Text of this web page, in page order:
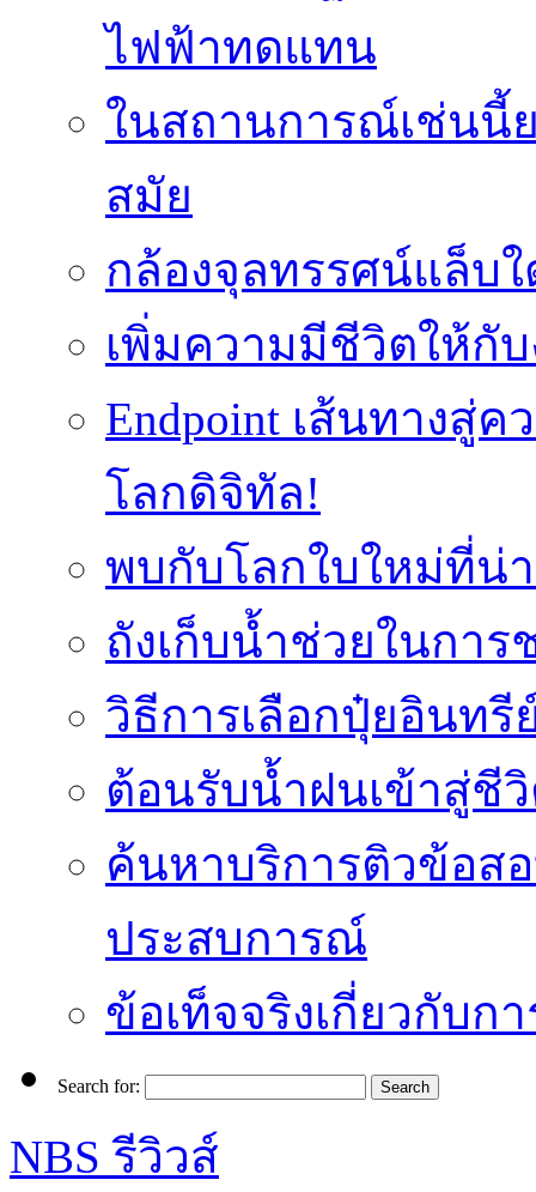
ไฟฟ้าทดแทน
ในสถานการณ์เช่นนี้
สมัย
กล้องจุลทรรศน์แล็บ
เพิ่มความมีชีวิตให้กับ
Endpoint เส้นทางสู่
โลกดิจิทัล!
พบกับโลกใบใหม่ที่น่
ถังเก็บน้ำช่วยในกา
วิธีการเลือกปุ๋ยอินทรี
ต้อนรับน้ำฝนเข้าสู่ชี
ค้นหาบริการติวข้อส
ประสบการณ์
ข้อเท็จจริงเกี่ยวกับก
Search for:
NBS รีวิวส์